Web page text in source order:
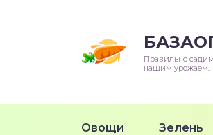
Правильно
нашим урожаем.
Овощи Зелень